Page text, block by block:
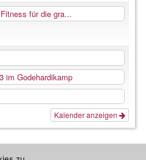
für die gra...
im Godehardikamp
Kalender anzeigen